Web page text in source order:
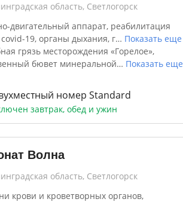
область, Светлогорск
двигательный аппарат, реабилитация
19, органы дыхания, г… Показать еще
грязь месторождения «Горелое»,
бювет минеральной… Показать еще
номер Standard
завтрак, обед и ужин
Волна
область, Светлогорск
крови и кроветворных органов,